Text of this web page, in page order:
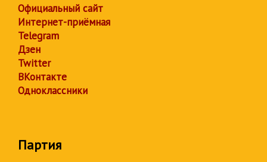
Официальный сайт
Интернет-приёмная
Telegram
Дзен
Twitter
ВКонтакте
Одноклассники
Партия